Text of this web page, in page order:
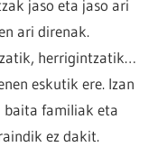
jaso eta jaso ari
ari direnak.
herrigintzatik…
eskutik ere. Izan
baita familiak eta
ez dakit.